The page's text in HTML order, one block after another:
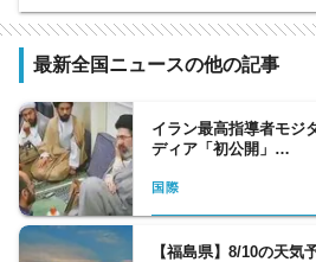
邸クラブ。平河ク
会、野党クラブは、
問題まで、多岐に
る、外交問題を取
っている。政界か
の取材分野は広いと
最新全国ニュースの他の記事
イラン最高指導者モ
ディア「初公開」…
国際
【福島県】8/10の天気